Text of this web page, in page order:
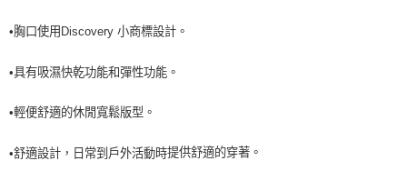
每筆NT$60，滿NT$990(含以上)免運費
宅配
每筆NT$80，滿NT$990(含以上)免運費
•胸口使用Discovery 小商標設計。
•具有吸濕快乾功能和彈性功能。
•輕便舒適的休閒寬鬆版型。
•舒適設計 ， 日常到戶外活動時提供舒適的穿著。